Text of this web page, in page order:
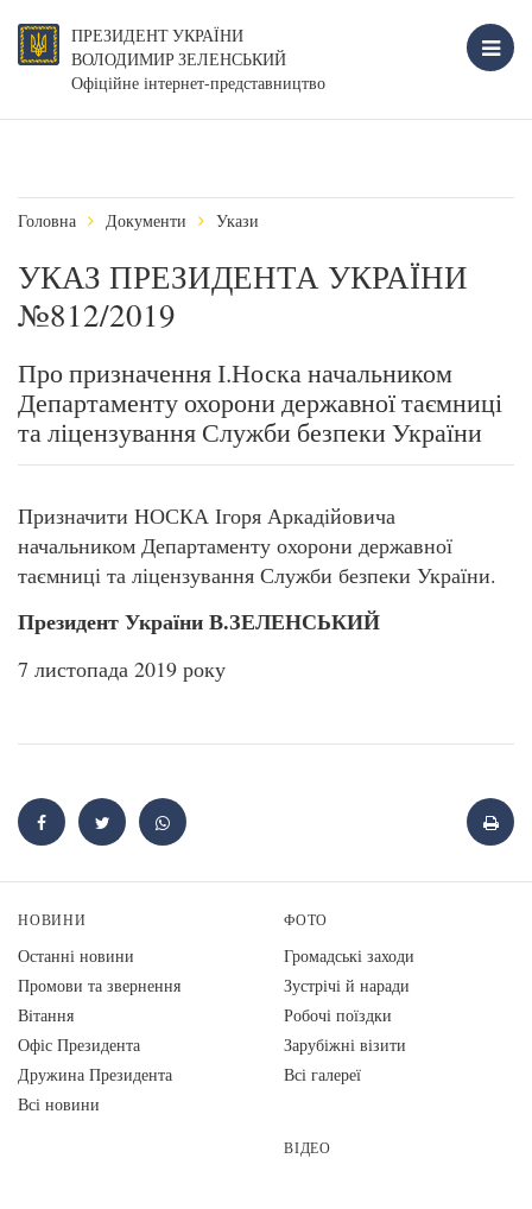
ПРЕЗИДЕНТ УКРАЇНИ
ВОЛОДИМИР ЗЕЛЕНСЬКИЙ
Офіційне інтернет-представництво
Головна Документи Укази
УКАЗ ПРЕЗИДЕНТА УКРАЇНИ
№812/2019
Про призначення І.Носка начальником
Департаменту охорони державної таємниці
та ліцензування Служби безпеки України
Призначити НОСКА Ігоря Аркадійовича
начальником Департаменту охорони державної
таємниці та ліцензування Служби безпеки України.
Президент України В.ЗЕЛЕНСЬКИЙ
7 листопада 2019 року
НОВИНИ
Останні новини
Промови та звернення
Вiтання
Офіс Президента
Дружина Президента
Всі новини
ФОТО
Громадські заходи
Зустрічі й наради
Робочі поїздки
Зарубіжні візити
Всі галереї
ВІДЕО